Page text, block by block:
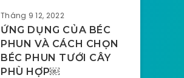
Tháng 9 12, 2022
ỨNG DỤNG CỦA BÉC
PHUN VÀ CÁCH CHỌN
BÉC PHUN TƯỚI CÂY
PHÙ HỢP￼